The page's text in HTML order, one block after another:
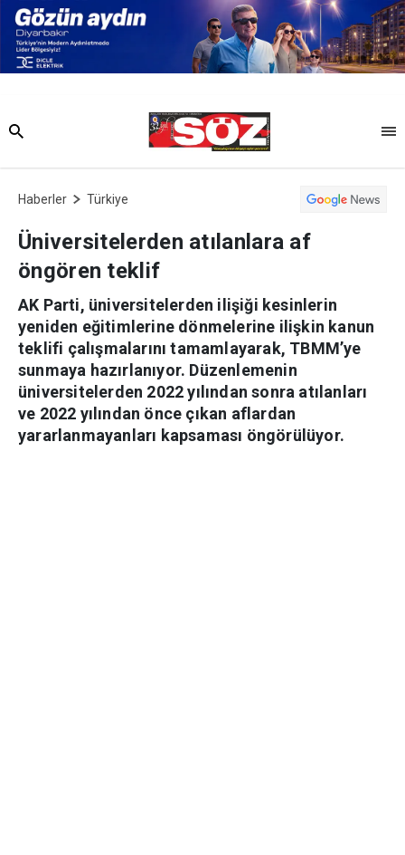
Haberler Türkiye
Üniversitelerden atılanlara af
öngören teklif
AK Parti, üniversitelerden ilişiği kesinlerin
yeniden eğitimlerine dönmelerine ilişkin kanun
teklifi çalışmalarını tamamlayarak, TBMM’ye
sunmaya hazırlanıyor. Düzenlemenin
üniversitelerden 2022 yılından sonra atılanları
ve 2022 yılından önce çıkan aflardan
yararlanmayanları kapsaması öngörülüyor.